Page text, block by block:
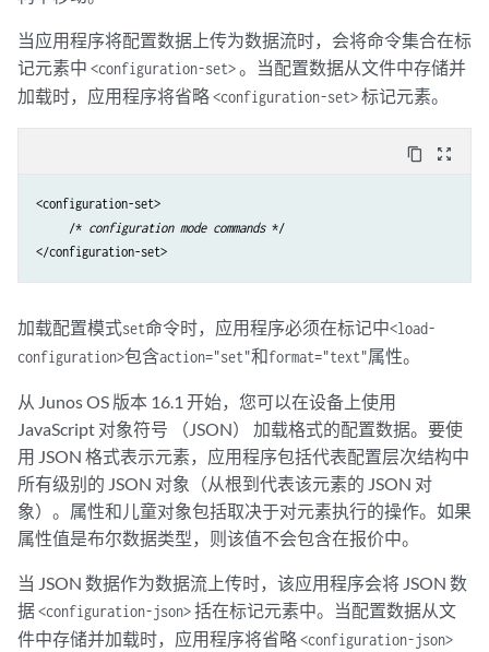
当应用程序将配置数据上传为数据流时，会将命令集合在标
记元素中 <configuration-set>。当配置数据从文件中存储并
加载时，应用程序将省略<configuration-set>标记元素。
content_copy zoom_out_map
<configuration-set>
     /*
configuration mode commands */
</configuration-set>
加载配置模式set命令时，应用程序必须在标记中<load-
configuration>包含action="set"和format="text"属性。
从 Junos OS 版本 16.1 开始，您可以在设备上使用
JavaScript 对象符号 （JSON） 加载格式的配置数据。要使
用 JSON 格式表示元素，应用程序包括代表配置层次结构中
所有级别的 JSON 对象（从根到代表该元素的 JSON 对
象）。属性和儿童对象包括取决于对元素执行的操作。如果
属性值是布尔数据类型，则该值不会包含在报价中。
当 JSON 数据作为数据流上传时，该应用程序会将 JSON 数
据<configuration-json>括在标记元素中。当配置数据从文
件中存储并加载时，应用程序将省略<configuration-json>